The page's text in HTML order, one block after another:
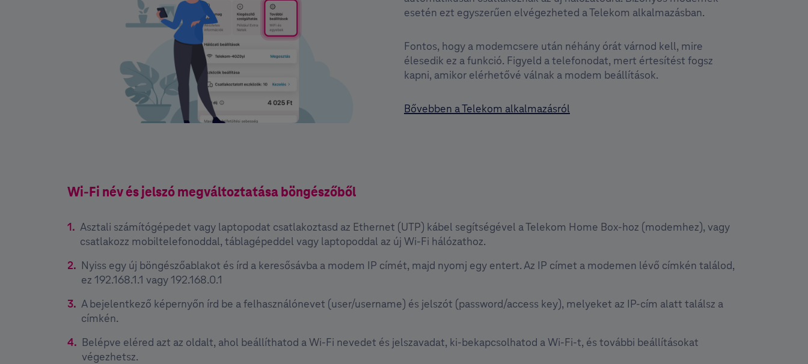
esetén ezt egyszerűen elvégezheted a Telekom alkalmazásban.
Fontos, hogy a modemcsere után néhány órát várnod kell, mire
élesedik ez a funkció. Figyeld a telefonodat, mert értesítést fogsz
kapni, amikor elérhetővé válnak a modem beállítások.
Bővebben a Telekom alkalmazásról
Wi-Fi név és jelszó megváltoztatása böngészőből
Asztali számítógépedet vagy laptopodat csatlakoztasd az Ethernet (UTP) kábel segítségével a Telekom Home Box-hoz (modemhez), vagy
csatlakozz mobiltelefonoddal, táblagépeddel vagy laptopoddal az új Wi-Fi hálózathoz.
Nyiss egy új böngészőablakot és írd a keresősávba a modem IP címét, majd nyomj egy entert. Az IP címet a modemen lévő címkén találod,
ez 192.168.1.1 vagy 192.168.0.1
A bejelentkező képernyőn írd be a felhasználónevet (user/username) és jelszót (password/access key), melyeket az IP-cím alatt találsz a
címkén.
Belépve eléred azt az oldalt, ahol beállíthatod a Wi-Fi nevedet és jelszavadat, ki-bekapcsolhatod a Wi-Fi-t, és további beállításokat
végezhetsz.